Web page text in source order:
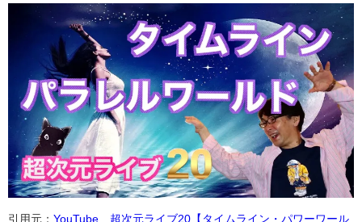
引用元： YouTube 超次元ライブ20【タイムライン・パワーワール